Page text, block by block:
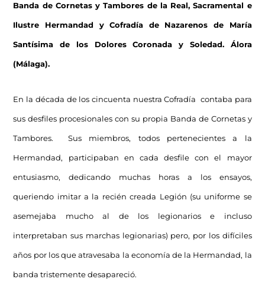
Banda de Cornetas y Tambores de la Real, Sacramental e
Ilustre Hermandad y Cofradía de Nazarenos de María
Santísima de los Dolores Coronada y Soledad. Álora
(Málaga).
En la década de los cincuenta nuestra Cofradía contaba para
sus desfiles procesionales con su propia Banda de Cornetas y
Tambores. Sus miembros, todos pertenecientes a la
Hermandad, participaban en cada desfile con el mayor
entusiasmo, dedicando muchas horas a los ensayos,
queriendo imitar a la recién creada Legión (su uniforme se
asemejaba mucho al de los legionarios e incluso
interpretaban sus marchas legionarias) pero, por los difíciles
años por los que atravesaba la economía de la Hermandad, la
banda tristemente desapareció.